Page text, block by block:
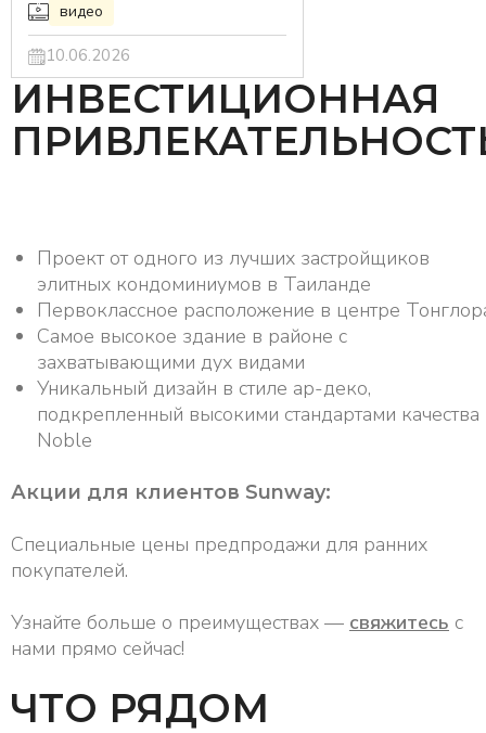
видео
10.06.2026
ИНВЕСТИЦИОННАЯ
Проект от одного из лучших застройщиков
элитных кондоминиумов в Таиланде
Первоклассное расположение в центре
Самое высокое здание в районе с
захватывающими дух видами
Уникальный дизайн в стиле ар-деко,
подкрепленный высокими стандартами качества
Noble
Акции для клиентов Sunway:
Специальные цены предпродажи для ранних
покупателей.
Узнайте больше о преимуществах — свяжитесь с
нами прямо сейчас!
ЧТО РЯДОМ